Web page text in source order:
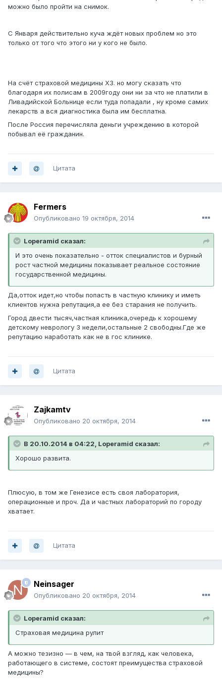
можно было пройти на снимок.
С Января действительно куча ждёт новых проблем но это
только от того что этого ни у кого не было.
На счёт страховой медицины ХЗ. но могу сказать что
благодаря их полисам в 2009году они ни за что не платили в
Ливадийской Больнице если туда попадали , ну кроме самих
лекарств а вся диагностика была им бесплатна.
После Россия перечисляла деньги учреждению в которой
побывал её гражданин.
Цитата
Fermers
Опубликовано 19 октября, 2014
Loperamid сказал:
И это очень показательно - отток специалистов и бурный
рост частной медицины показывает реальное состояние
государственной медицины.
Да,отток идет,но чтобы попасть в частную клинику и иметь
клиентов нужна репутация,а ее без старания не получить.
Город двести тысяч,частная клиника,очередь к хорошему
детскому неврологу 3 недели,остальные 2 свободны.Где же
репутацию наработать как не в гос клинике.
Цитата
Zajkamtv
Опубликовано 20 октября, 2014
В 20.10.2014 в 04:22, Loperamid сказал:
Хорошо развита.
Плюсую, в том же Генезисе есть своя лаборатория,
операционные и проч. Да и частных лабораторий по городу
хватает.
Цитата
Neinsager
Опубликовано 20 октября, 2014
Loperamid сказал:
Страховая медицина рулит
А можно тезизно — в чем, на твой взгляд, как человека,
работающего в системе, состоят преимущества страховой
медицины?